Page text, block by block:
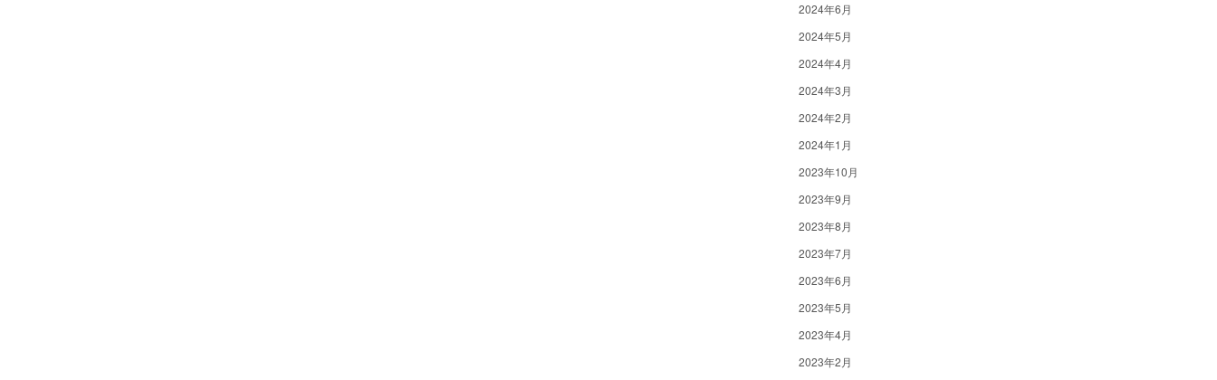
2024年6月
2024年5月
2024年4月
2024年3月
2024年2月
2024年1月
2023年10月
2023年9月
2023年8月
2023年7月
2023年6月
2023年5月
2023年4月
2023年2月